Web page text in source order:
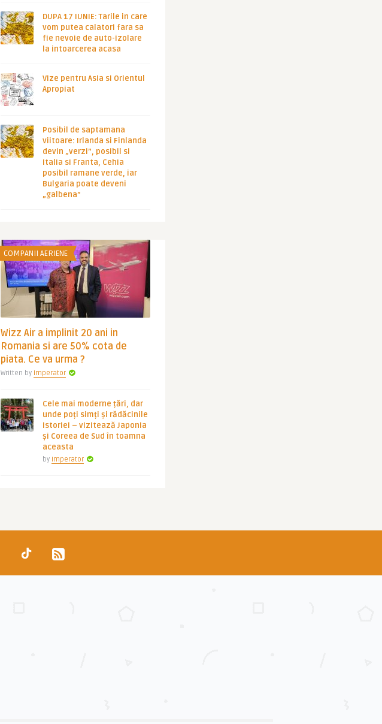
DUPA 17 IUNIE: Tarile in care
vom putea calatori fara sa
fie nevoie de auto-izolare
la intoarcerea acasa
Vize pentru Asia si Orientul
Apropiat
Posibil de saptamana
viitoare: Irlanda si Finlanda
devin „verzi”, posibil si
Italia si Franta, Cehia
posibil ramane verde, iar
Bulgaria poate deveni
„galbena”
COMPANII AERIENE
Wizz Air a implinit 20 ani in
Romania si are 50% cota de
piata. Ce va urma ?
Written by Imperator
Cele mai moderne țări, dar
unde poți simți și rădăcinile
istoriei – vizitează Japonia
și Coreea de Sud în toamna
aceasta
by Imperator